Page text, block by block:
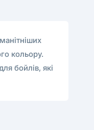
кольору.
бойлів, які